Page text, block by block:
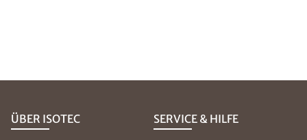
ÜBER ISOTEC SERVICE & HILFE